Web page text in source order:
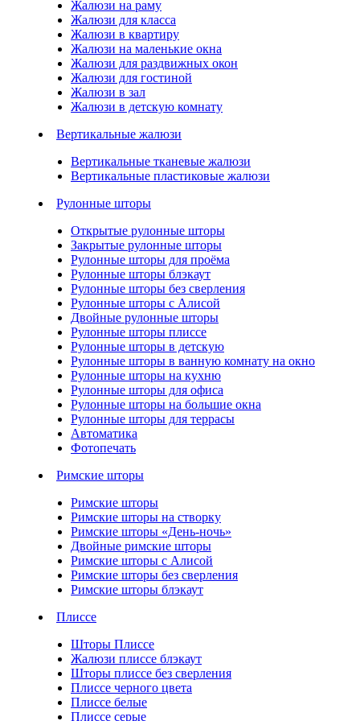
Жалюзи на раму
Жалюзи для класса
Жалюзи в квартиру
Жалюзи на маленькие окна
Жалюзи для раздвижных окон
Жалюзи для гостиной
Жалюзи в зал
Жалюзи в детскую комнату
Вертикальные жалюзи
Вертикальные тканевые жалюзи
Вертикальные пластиковые жалюзи
Рулонные шторы
Открытые рулонные шторы
Закрытые рулонные шторы
Рулонные шторы для проёма
Рулонные шторы блэкаут
Рулонные шторы без сверления
Рулонные шторы с Алисой
Двойные рулонные шторы
Рулонные шторы плиссе
Рулонные шторы в детскую
Рулонные шторы в ванную комнату на окно
Рулонные шторы на кухню
Рулонные шторы для офиса
Рулонные шторы на большие окна
Рулонные шторы для террасы
Автоматика
Фотопечать
Римские шторы
Римские шторы
Римские шторы на створку
Римские шторы «День-ночь»
Двойные римские шторы
Римские шторы с Алисой
Римские шторы без сверления
Римские шторы блэкаут
Плиссе
Шторы Плиссе
Жалюзи плиссе блэкаут
Шторы плиссе без сверления
Плиссе черного цвета
Плиссе белые
Плиссе серые